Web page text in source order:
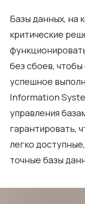
Базы данных, на
критические
без сбоев,
успешное
Information
управления
гарантировать,
легко
точные базы